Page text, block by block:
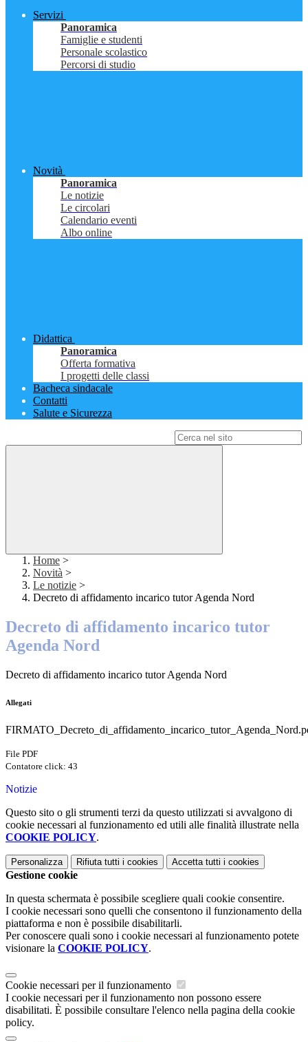
Servizi
Panoramica
Famiglie e studenti
Personale scolastico
Percorsi di studio
Novità
Panoramica
Le notizie
Le circolari
Calendario eventi
Albo online
Didattica
Panoramica
Offerta formativa
I progetti delle classi
Bacheca sindacale
Contatti
Salute e Sicurezza
Home >
Novità >
Le notizie >
Decreto di affidamento incarico tutor Agenda Nord
Decreto di affidamento incarico tutor
Agenda Nord
Decreto di affidamento incarico tutor Agenda Nord
Allegati
File PDF
Contatore click: 43
Notizie
Questo sito o gli strumenti terzi da questo utilizzati si avvalgono di
cookie necessari al funzionamento ed utili alle finalità illustrate nella
COOKIE POLICY.
Personalizza Rifiuta tutti i cookies Accetta tutti i cookies
Gestione cookie
In questa schermata è possibile scegliere quali cookie consentire.
I cookie necessari sono quelli che consentono il funzionamento della
piattaforma e non è possibile disabilitarli.
Per conoscere quali sono i cookie necessari al funzionamento potete
visionare la COOKIE POLICY.
Cookie necessari per il funzionamento
I cookie necessari per il funzionamento non possono essere
disabilitati. È possibile consultare l'elenco nella pagina della cookie
policy.